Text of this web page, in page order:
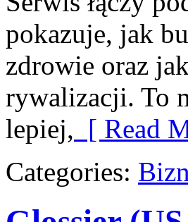
pokazuje, jak
zdrowie oraz
rywalizacji. To
lepiej, [ Read
Categories: